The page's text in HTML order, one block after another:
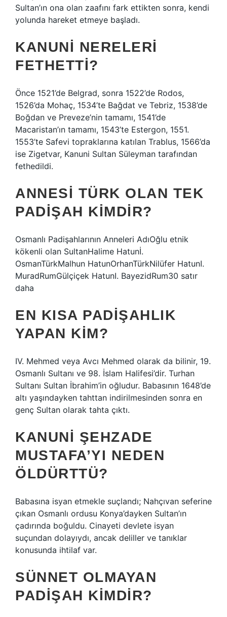
Sultan’ın ona olan zaafını fark ettikten sonra, kendi
yolunda hareket etmeye başladı.
KANUNI NERELERI
FETHETTI?
Önce 1521’de Belgrad, sonra 1522’de Rodos,
1526’da Mohaç, 1534’te Bağdat ve Tebriz, 1538’de
Boğdan ve Preveze’nin tamamı, 1541’de
Macaristan’ın tamamı, 1543’te Estergon, 1551.
1553’te Safevi topraklarına katılan Trablus, 1566’da
ise Zigetvar, Kanuni Sultan Süleyman tarafından
fethedildi.
ANNESI TÜRK OLAN TEK
PADIŞAH KIMDIR?
Osmanlı Padişahlarının Anneleri AdıOğlu etnik
kökenli olan SultanHalime Hatunİ.
OsmanTürkMalhun HatunOrhanTürkNilüfer HatunI.
MuradRumGülçiçek HatunI. BayezidRum30 satır
daha
EN KISA PADIŞAHLIK
YAPAN KIM?
IV. Mehmed veya Avcı Mehmed olarak da bilinir, 19.
Osmanlı Sultanı ve 98. İslam Halifesi’dir. Turhan
Sultanı Sultan İbrahim’in oğludur. Babasının 1648’de
altı yaşındayken tahttan indirilmesinden sonra en
genç Sultan olarak tahta çıktı.
KANUNI ŞEHZADE
MUSTAFA’YI NEDEN
ÖLDÜRTTÜ?
Babasına isyan etmekle suçlandı; Nahçıvan seferine
çıkan Osmanlı ordusu Konya’dayken Sultan’ın
çadırında boğuldu. Cinayeti devlete isyan
suçundan dolayıydı, ancak deliller ve tanıklar
konusunda ihtilaf var.
SÜNNET OLMAYAN
PADIŞAH KIMDIR?